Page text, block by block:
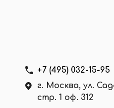
+7 (495) 032-15-95
г. Москва, ул.
стр. 1 оф. 312